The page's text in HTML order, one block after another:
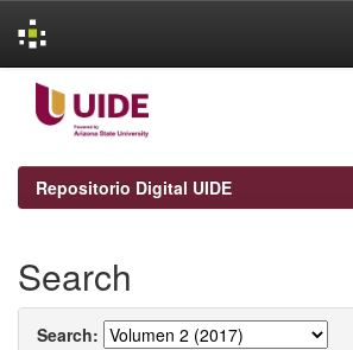
navigation
Repositorio Digital UIDE
Search
Search: